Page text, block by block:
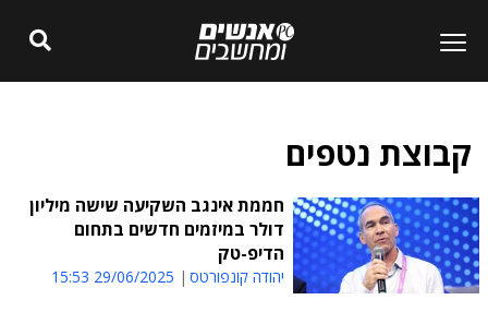
קבוצת נטפים
חממת אינגב השקיעה שישה מיליון
דולר במיזמים חדשים בתחום
הדיפ-טק
יהודה קונפורטס 29/06/2025 15:53